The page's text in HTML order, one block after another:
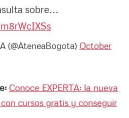
sobre…
(@AteneaBogota) October
Conoce EXPERTA: la nueva
cursos gratis y conseguir